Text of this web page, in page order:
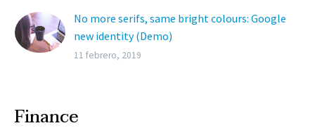
labore et dolore.
No more serifs, same bright colours: Google
new identity (Demo)
Lorem ipsum dolor sit ametcon sectetur
11 febrero, 2019
Finance